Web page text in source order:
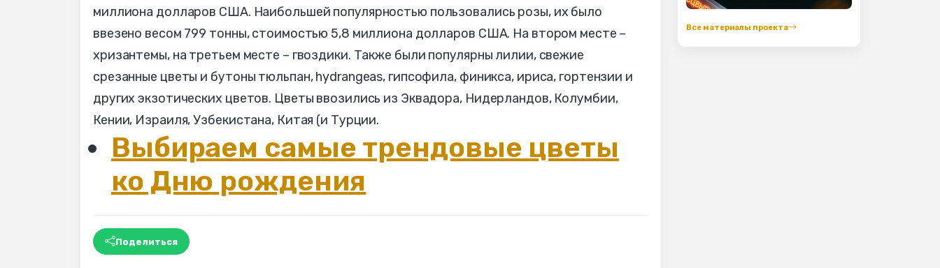
миллиона долларов США. Наибольшей популярностью пользовались розы, их было
ввезено весом 799 тонны, стоимостью 5,8 миллиона долларов США. На втором месте –
хризантемы, на третьем месте – гвоздики. Также были популярны лилии, свежие
срезанные цветы и бутоны тюльпан, hydrangeas, гипсофила, финикса, ириса, гортензии и
других экзотических цветов. Цветы ввозились из Эквадора, Нидерландов, Колумбии,
Кении, Израиля, Узбекистана, Китая (и Турции.
Выбираем самые трендовые цветы
ко Дню рождения
Поделиться
Все материалы проекта